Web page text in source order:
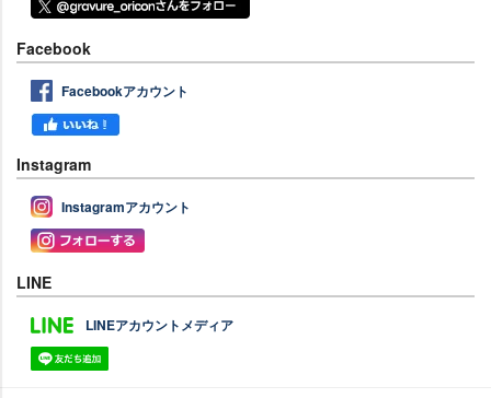
Facebook
Facebookアカウント
Instagram
Instagramアカウント
LINE
LINEアカウントメディア